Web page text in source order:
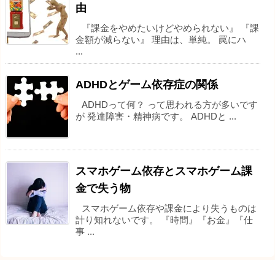
由
『課金をやめたいけどやめられない』 『課
金額が減らない』 理由は、単純。 罠にハ
...
ADHDとゲーム依存症の関係
ADHDって何？ って思われる方が多いです
が 発達障害・精神病です。 ADHDと ...
スマホゲーム依存とスマホゲーム課
金で失う物
スマホゲーム依存や課金により失うものは
計り知れないです。 『時間』『お金』『仕
事 ...